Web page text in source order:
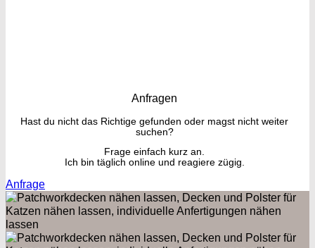
Anfragen
Hast du nicht das Richtige gefunden oder magst nicht weiter
suchen?
Frage einfach kurz an.
Ich bin täglich online und reagiere zügig.
Anfrage